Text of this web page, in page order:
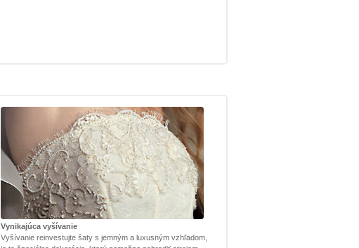
Vynikajúca vyšívanie
Vyšívanie reinvestujte šaty s jemným a luxusným vzhľadom,